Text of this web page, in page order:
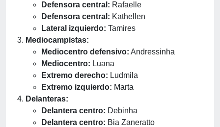
Defensora central: Rafaelle
Defensora central: Kathellen
Lateral izquierdo: Tamires
Mediocampistas:
Mediocentro defensivo: Andressinha
Mediocentro: Luana
Extremo derecho: Ludmila
Extremo izquierdo: Marta
Delanteras:
Delantera centro: Debinha
Delantera centro: Bia Zaneratto